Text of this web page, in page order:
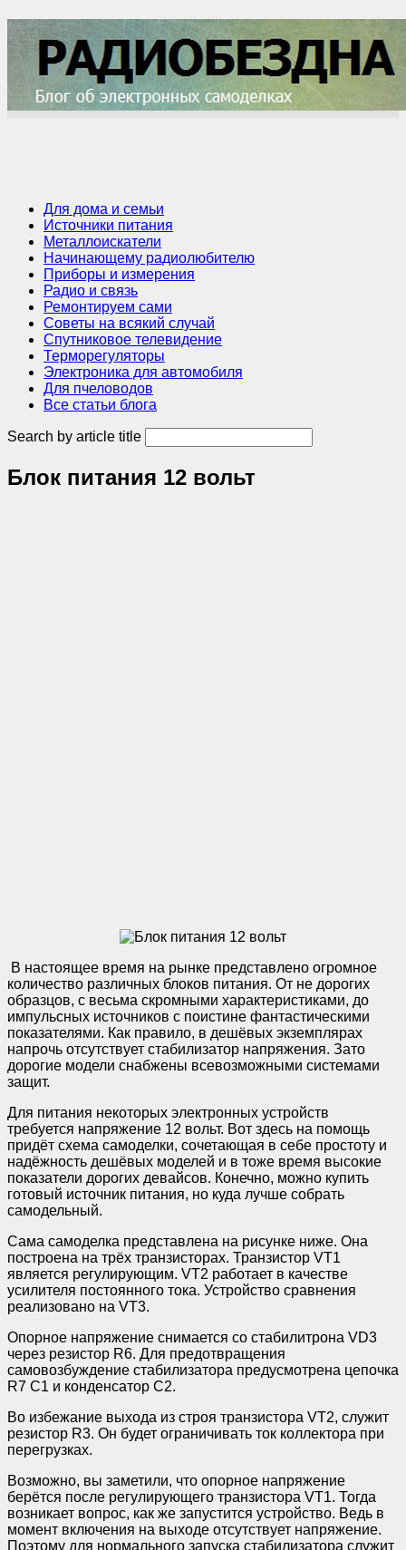
Для дома и семьи
Источники питания
Металлоискатели
Начинающему радиолюбителю
Приборы и измерения
Радио и связь
Ремонтируем сами
Советы на всякий случай
Спутниковое телевидение
Терморегуляторы
Электроника для автомобиля
Для пчеловодов
Все статьи блога
Search by article title
Блок питания 12 вольт
В настоящее время на рынке представлено огромное
количество различных блоков питания. От не дорогих
образцов, с весьма скромными характеристиками, до
импульсных источников с поистине фантастическими
показателями. Как правило, в дешёвых экземплярах
напрочь отсутствует стабилизатор напряжения. Зато
дорогие модели снабжены всевозможными системами
защит.
Для питания некоторых электронных устройств
требуется напряжение 12 вольт. Вот здесь на помощь
придёт схема самоделки, сочетающая в себе простоту и
надёжность дешёвых моделей и в тоже время высокие
показатели дорогих девайсов. Конечно, можно купить
готовый источник питания, но куда лучше собрать
самодельный.
Сама самоделка представлена на рисунке ниже. Она
построена на трёх транзисторах. Транзистор VT1
является регулирующим. VT2 работает в качестве
усилителя постоянного тока. Устройство сравнения
реализовано на VT3.
Опорное напряжение снимается со стабилитрона VD3
через резистор R6. Для предотвращения
самовозбуждение стабилизатора предусмотрена цепочка
R7 C1 и конденсатор C2.
Во избежание выхода из строя транзистора VT2, служит
резистор R3. Он будет ограничивать ток коллектора при
перегрузках.
Возможно, вы заметили, что опорное напряжение
берётся после регулирующего транзистора VT1. Тогда
возникает вопрос, как же запустится устройство. Ведь в
момент включения на выходе отсутствует напряжение.
Поэтому для нормального запуска стабилизатора служит